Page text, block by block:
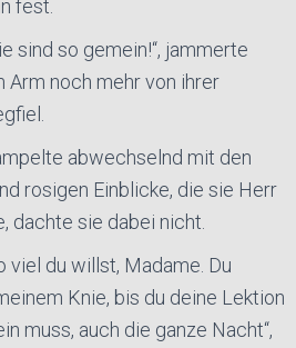
fest.
sind so gemein!“, jammerte
Arm noch mehr von ihrer
abwechselnd mit den
rosigen Einblicke, die sie Herr
dachte sie dabei nicht.
viel du willst, Madame. Du
Knie, bis du deine Lektion
muss, auch die ganze Nacht“,